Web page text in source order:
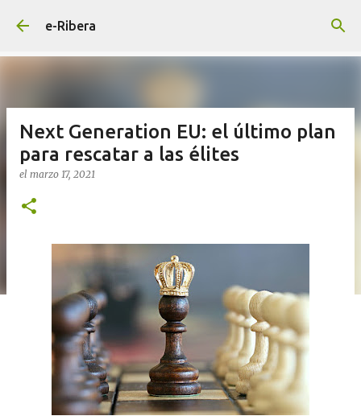
e-Ribera
Next Generation EU: el último plan
para rescatar a las élites
el marzo 17, 2021